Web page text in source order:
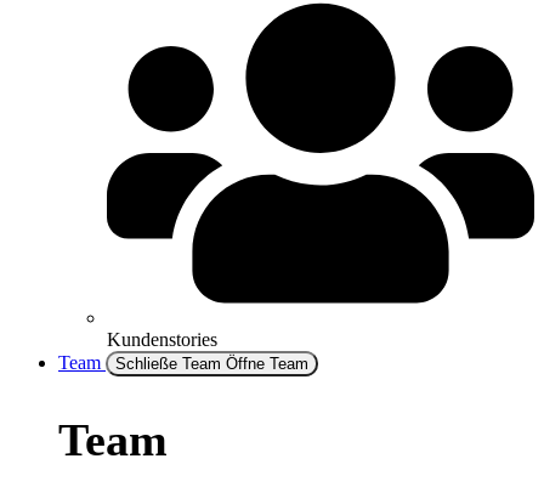
Kundenstories
Team
Schließe Team Öffne Team
Team